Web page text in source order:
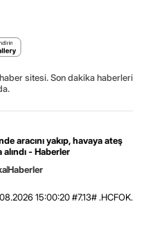
sitesi. Son dakika haberleri
aracını yakıp, havaya ateş
- Haberler
Haberler
15:00:20 #7.13# .HCFOK.